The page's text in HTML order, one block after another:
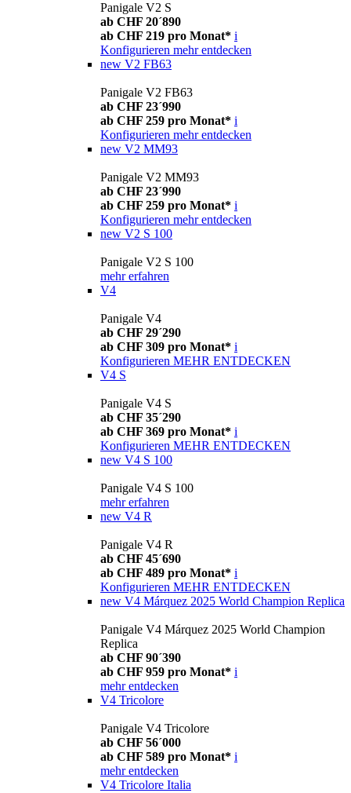
Panigale V2 S
ab CHF 20´890
ab CHF 219 pro Monat* i
Konfigurieren mehr entdecken
new V2 FB63
Panigale V2 FB63
ab CHF 23´990
ab CHF 259 pro Monat* i
Konfigurieren mehr entdecken
new V2 MM93
Panigale V2 MM93
ab CHF 23´990
ab CHF 259 pro Monat* i
Konfigurieren mehr entdecken
new V2 S 100
Panigale V2 S 100
mehr erfahren
V4
Panigale V4
ab CHF 29´290
ab CHF 309 pro Monat* i
Konfigurieren MEHR ENTDECKEN
V4 S
Panigale V4 S
ab CHF 35´290
ab CHF 369 pro Monat* i
Konfigurieren MEHR ENTDECKEN
new V4 S 100
Panigale V4 S 100
mehr erfahren
new V4 R
Panigale V4 R
ab CHF 45´690
ab CHF 489 pro Monat* i
Konfigurieren MEHR ENTDECKEN
new V4 Márquez 2025 World Champion Replica
Panigale V4 Márquez 2025 World Champion
Replica
ab CHF 90´390
ab CHF 959 pro Monat* i
mehr entdecken
V4 Tricolore
Panigale V4 Tricolore
ab CHF 56´000
ab CHF 589 pro Monat* i
mehr entdecken
V4 Tricolore Italia